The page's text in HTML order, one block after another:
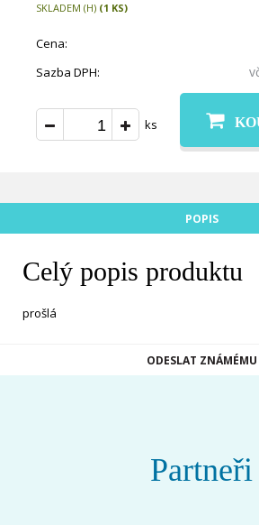
SKLADEM (H) (1 KS)
Cena:
Sazba DPH:
ks
POPIS
Celý popis produktu
prošlá
ODESLAT ZNÁMÉMU
Partneři